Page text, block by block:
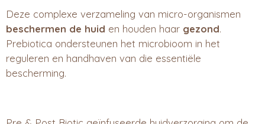
Deze complexe verzameling van micro-organismen
beschermen de huid en houden haar gezond.
Prebiotica ondersteunen het microbioom in het
reguleren en handhaven van die essentiële
bescherming.